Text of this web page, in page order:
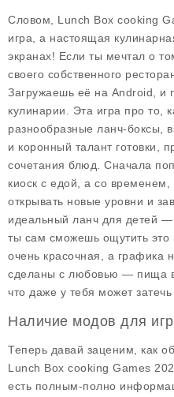
Словом, Lunch Box cooking
игра, а настоящая
экранах! Если ты мечтал о
своего собственного
Загружаешь её на Android, и
кулинарии. Эта игра про то,
разнообразные ланч-боксы,
и коронный талант готовки,
сочетания блюд. Сначала
киоск с едой, а со
открывать новые уровни и
идеальный ланч для детей —
ты сам сможешь ощутить это
очень красочная, а графика
сделаны с любовью — пища
что даже у тебя может затечь
Наличие модов для
Теперь давай заценим, как
Lunch Box cooking Games
есть полным-полно